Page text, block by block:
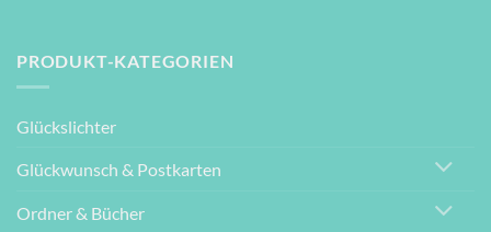
PRODUKT-KATEGORIEN
Glückslichter
Glückwunsch & Postkarten
Ordner & Bücher